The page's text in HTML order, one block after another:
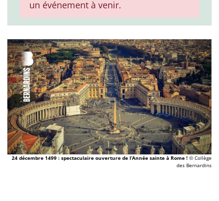
un événement à venir.
24 décembre 1499 : spectaculaire ouverture de l’Année sainte à Rome ! © Collège
des Bernardins